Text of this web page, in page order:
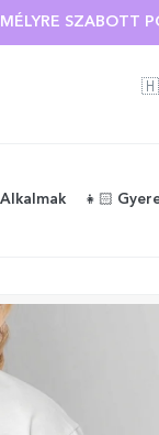
SZABOTT
Alkalmak 👧🏻